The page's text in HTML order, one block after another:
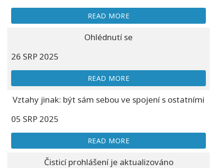
READ MORE
Ohlédnutí se
26 SRP 2025
READ MORE
Vztahy jinak: být sám sebou ve spojení s ostatními
05 SRP 2025
READ MORE
Čisticí prohlášení je aktualizováno